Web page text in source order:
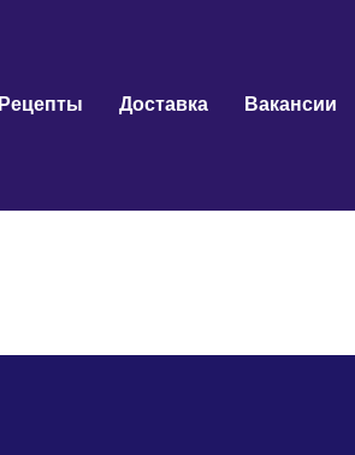
Рецепты Доставка Вакансии